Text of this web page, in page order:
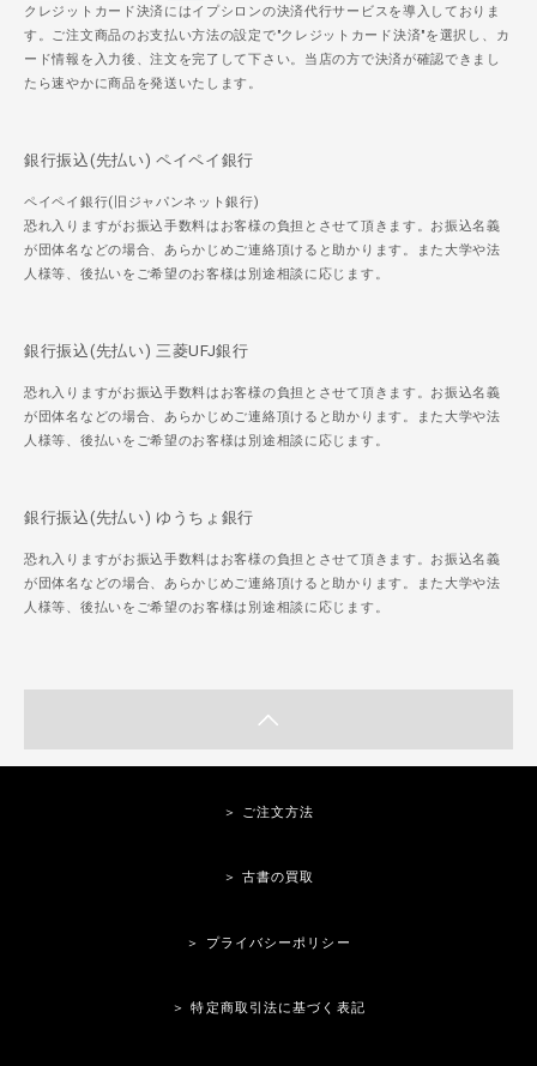
クレジットカード決済にはイプシロンの決済代行サービスを導入しておりま
す。ご注文商品のお支払い方法の設定で"クレジットカード決済"を選択し、カ
ード情報を入力後、注文を完了して下さい。当店の方で決済が確認できまし
たら速やかに商品を発送いたします。
銀行振込(先払い) ペイペイ銀行
ペイペイ銀行(旧ジャパンネット銀行)
恐れ入りますがお振込手数料はお客様の負担とさせて頂きます。お振込名義
が団体名などの場合、あらかじめご連絡頂けると助かります。また大学や法
人様等、後払いをご希望のお客様は別途相談に応じます。
銀行振込(先払い) 三菱UFJ銀行
恐れ入りますがお振込手数料はお客様の負担とさせて頂きます。お振込名義
が団体名などの場合、あらかじめご連絡頂けると助かります。また大学や法
人様等、後払いをご希望のお客様は別途相談に応じます。
銀行振込(先払い) ゆうちょ銀行
恐れ入りますがお振込手数料はお客様の負担とさせて頂きます。お振込名義
が団体名などの場合、あらかじめご連絡頂けると助かります。また大学や法
人様等、後払いをご希望のお客様は別途相談に応じます。
＞ ご注文方法
＞ 古書の買取
＞ プライバシーポリシー
＞ 特定商取引法に基づく表記